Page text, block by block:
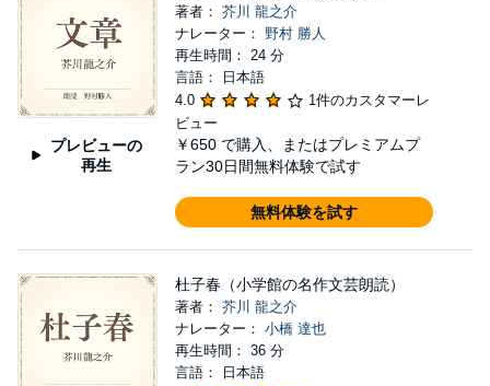
プレビューの
再生
著者： 芥川 龍之介
ナレーター： 野村 勝人
再生時間： 24 分
言語： 日本語
4.0
1件のカスタマーレ
ビュー
￥650 で購入、またはプレミアムプ
ラン30日間無料体験で試す
無料体験を試す
杜子春（小学館の名作文芸朗読）
著者： 芥川 龍之介
ナレーター： 小橋 達也
再生時間： 36 分
言語： 日本語